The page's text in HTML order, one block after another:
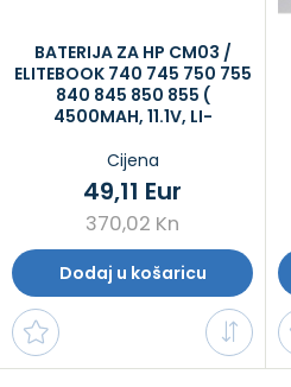
BATERIJA ZA HP CM03 /
ELITEBOOK 740 745 750 755
840 845 850 855 (
4500MAH, 11.1V, LI-
Cijena
370,02 Kn
49,11 Eur
Dodaj u košaricu